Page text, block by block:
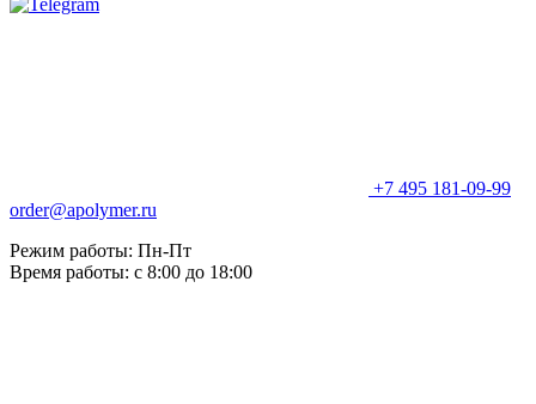
+7 495 181-09-99
order@apolymer.ru
Режим работы: Пн-Пт
Время работы: с 8:00 до 18:00